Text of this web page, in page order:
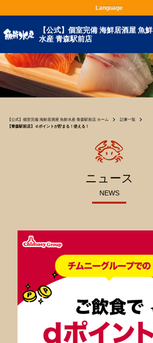
【公式】個室完備 海鮮居酒屋 魚鮮
水産 青森駅前店
【公式】個室完備 海鮮居酒屋 魚鮮水産 青森駅前店 ホーム
記事一覧
【青森駅前店】ｄポイントが貯まる！使える！
ニュース
NEWS
Language